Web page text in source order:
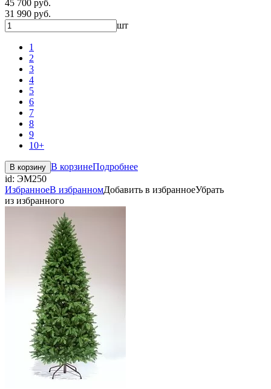
45 700 руб.
31 990 руб.
шт
1
2
3
4
5
6
7
8
9
10+
В корзину В корзинеПодробнее
id: ЭМ250
ИзбранноеВ избранномДобавить в избранноеУбрать
из избранного